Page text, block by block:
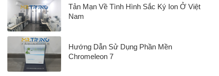
Tản Mạn Về Tình Hình Sắc Ký Ion Ở Việt
Nam
Hướng Dẫn Sử Dụng Phần Mền
Chromeleon 7